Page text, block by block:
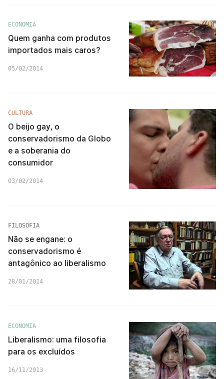
ECONOMIA
Quem ganha com produtos
importados mais caros?
05/02/2014
CULTURA
O beijo gay, o
conservadorismo da Globo
e a soberania do
consumidor
03/02/2014
FILOSOFIA
Não se engane: o
conservadorismo é
antagônico ao liberalismo
28/01/2014
ECONOMIA
Liberalismo: uma filosofia
para os excluídos
16/11/2013